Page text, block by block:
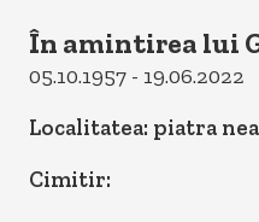
În amintirea lui
05.10.1957 - 19.06.2022
Localitatea: piatra
Cimitir: